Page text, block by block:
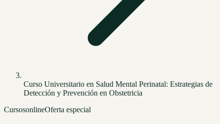
Curso Universitario en Salud Mental Perinatal: Estrategias de
Detección y Prevención en Obstetricia
CursosonlineOferta especial